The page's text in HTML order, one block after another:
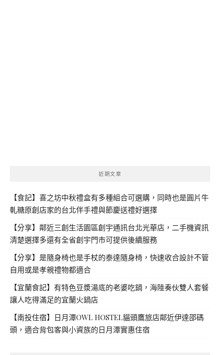
近期文章
【食記】喜之坊中秋禮盒有多種組合可選購，同時也是圓片牛
軋糖原創店家的台北伴手禮與節慶送禮好選擇
【分享】鄰近三創生活園區創宇通訊台北光華店，二手機資訊
清楚選擇多還有全省創宇門市可提供後續服務
【分享】是隨身椅也是手杖的泰達隨身椅，快速收合設計不管
自用或是孝親禮物都適合
【宜蘭食記】有特色豆漿湯底的老婆吃鍋，海陸奏伙雙人套餐
讓人吃得滿足的宜蘭火鍋店
【南投住宿】日月潭OWL HOSTEL貓頭鷹旅店鄰近伊達邵碼
頭，適合背包客與小資族的日月潭實惠住宿